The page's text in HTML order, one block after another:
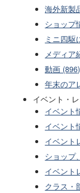
海外新製
ショップ
ミニ四駆
メディア
動画 (896)
年末のア
イベント・
イベント
イベント
イベント
ショップ
イベント
クラス・